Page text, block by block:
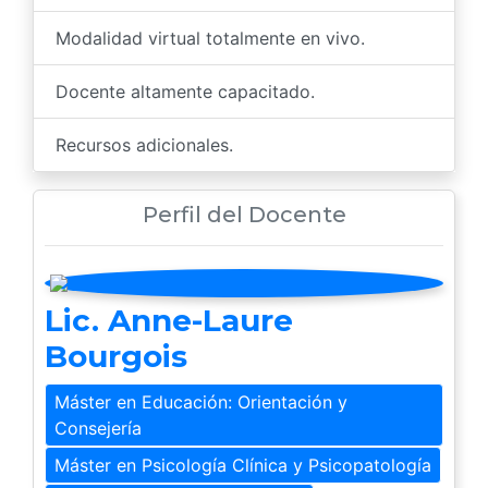
Modalidad virtual totalmente en vivo.
Docente altamente capacitado.
Recursos adicionales.
Perfil del Docente
Lic. Anne-Laure
Bourgois
Máster en Educación: Orientación y
Consejería
Máster en Psicología Clínica y Psicopatología